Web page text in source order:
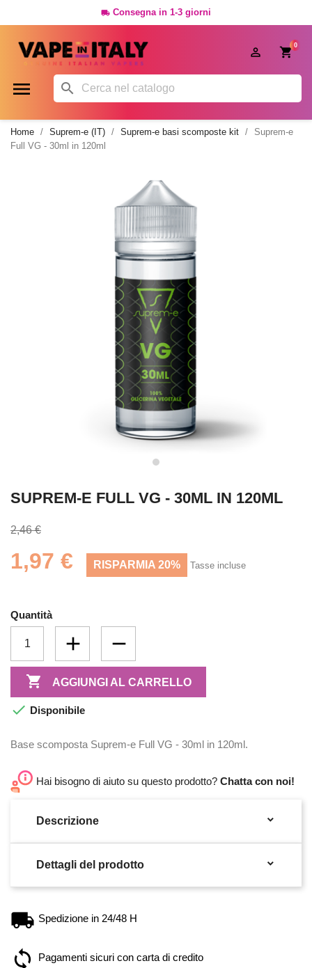
 Consegna in 1-3 giorni
0

 
Home Suprem-e (IT) Suprem-e basi scomposte kit
Suprem-e
Full VG - 30ml in 120ml
SUPREM-E FULL VG - 30ML IN 120ML
2,46 €
1,97 € RISPARMIA 20% Tasse incluse
Quantità
 AGGIUNGI AL CARRELLO
 Disponibile
Base scomposta Suprem-e Full VG - 30ml in 120ml.
Hai bisogno di aiuto su questo prodotto? Chatta con noi!
Descrizione 
Dettagli del prodotto 
Spedizione in 24/48 H
Pagamenti sicuri con carta di credito